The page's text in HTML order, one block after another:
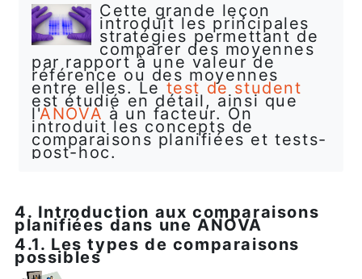
Cette grande leçon
introduit les principales
stratégies permettant de
comparer des moyennes
par rapport à une valeur de
référence ou des moyennes
entre elles. Le test de student
est étudié en détail, ainsi que
l'ANOVA à un facteur. On
introduit les concepts de
comparaisons planifiées et tests-
post-hoc.
4. Introduction aux comparaisons
planifiées dans une ANOVA
4.1. Les types de comparaisons
possibles